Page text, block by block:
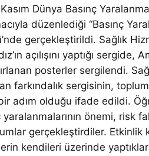
Dünya Basınç
düzenlediği “Basınç
gerçekleştirildi. Sağlık
açılışını yaptığı
posterler sergilendi.
farkındalık sergisinin,
adım olduğu ifade edildi.
önemi, risk
gerçekleştirdiler. Etkinlik
kendileri üzerinde